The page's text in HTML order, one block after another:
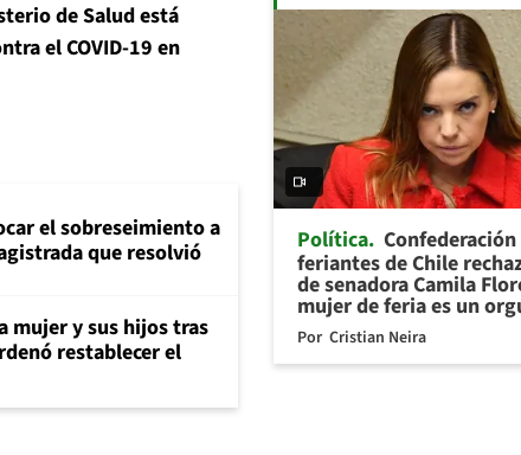
de Salud está
el COVID-19 en
el sobreseimiento a
que resolvió
mujer y sus hijos tras
restablecer el
Política Confederación
feriantes de Chile
de senadora Camila
mujer de feria es un
Por Cristian Neira